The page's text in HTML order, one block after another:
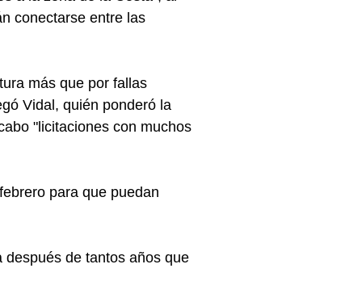
conectarse entre las
más que por fallas
Vidal, quién ponderó la
"licitaciones con muchos
para que puedan
de tantos años que